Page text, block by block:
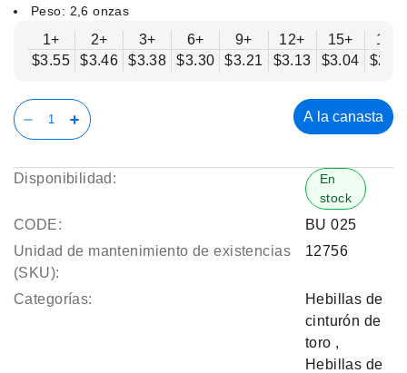
Peso: 2,6 onzas
1+
$3.55
2+
$3.46
3+
$3.38
6+
$3.30
9+
$3.21
12+
$3.13
15+
$3.04
18+
$2.96
A la canasta
Disponibilidad:
En
stock
CODE:
BU 025
Unidad de mantenimiento de existencias
(SKU):
12756
Categorías:
Hebillas de
cinturón de
toro ,
Hebillas de